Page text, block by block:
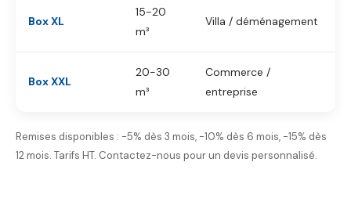
Box XL
15-20
m³
Villa / déménagement
Box XXL
20-30
m³
Commerce /
entreprise
Remises disponibles : -5% dès 3 mois, -10% dès 6 mois, -15% dès
12 mois. Tarifs HT. Contactez-nous pour un devis personnalisé.